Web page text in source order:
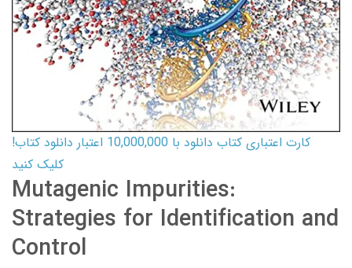
کارت اعتباری کتاب دانلود با 10,000,000 اعتبار دانلود کتاب!
کلیک کنید
Mutagenic Impurities:
Strategies for Identification and
Control